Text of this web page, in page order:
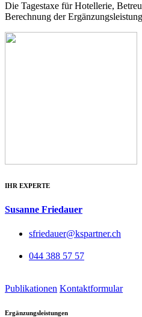
Die Tagestaxe für Hotellerie,
Berechnung der
IHR EXPERTE
Susanne Friedauer
sfriedauer@kspartner.ch
044 388 57 57
Publikationen Kontaktformular
Ergänzungsleistungen